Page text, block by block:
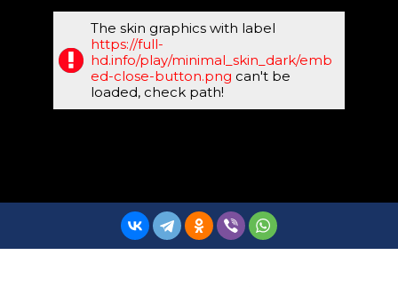
The skin graphics with label
https://full-
hd.info/play/minimal_skin_dark/emb
ed-close-button.png can't be
loaded, check path!